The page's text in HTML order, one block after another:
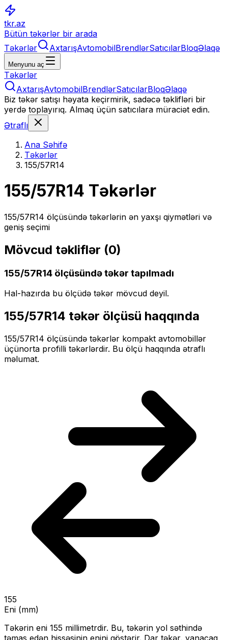
tkr.az
Bütün təkərlər bir arada
Təkərlər
AxtarışAvtomobilBrendlərSatıcılarBloqƏlaqə
Menyunu aç
Təkərlər
AxtarışAvtomobilBrendlərSatıcılarBloqƏlaqə
Biz təkər satışı həyata keçirmirik, sadəcə təklifləri bir
yerdə toplayırıq. Almaq üçün satıcılara müraciət edin.
Ətraflı
Ana Səhifə
Təkərlər
155/57R14
155/57R14 Təkərlər
155/57R14 ölçüsündə təkərlərin ən yaxşı qiymətləri və
geniş seçimi
Mövcud təkliflər (0)
155/57R14 ölçüsündə təkər tapılmadı
Hal-hazırda bu ölçüdə təkər mövcud deyil.
155/57R14 təkər ölçüsü haqqında
155/57R14 ölçüsündə təkərlər kompakt avtomobillər
üçünorta profilli təkərlərdir. Bu ölçü haqqında ətraflı
məlumat.
155
Eni (mm)
Təkərin eni 155 millimetrdir. Bu, təkərin yol səthində